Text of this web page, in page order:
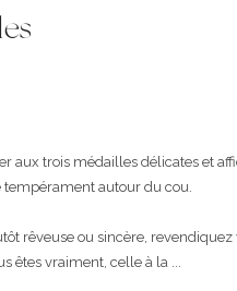
aux trois médailles délicates et
tempérament autour du cou.
rêveuse ou sincère, revendiquez
êtes vraiment, celle à la ...